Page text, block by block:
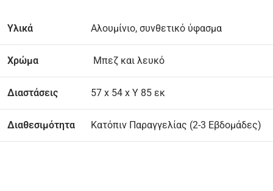
Υλικά Αλουμίνιο, συνθετικό ύφασμα
Χρώμα Μπεζ και λευκό
Διαστάσεις 57 x 54 x Υ 85 εκ
Διαθεσιμότητα Κατόπιν Παραγγελίας (2-3 Εβδομάδες)